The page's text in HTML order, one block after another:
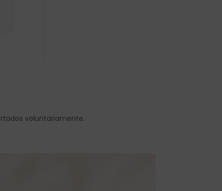
voluntariamente.